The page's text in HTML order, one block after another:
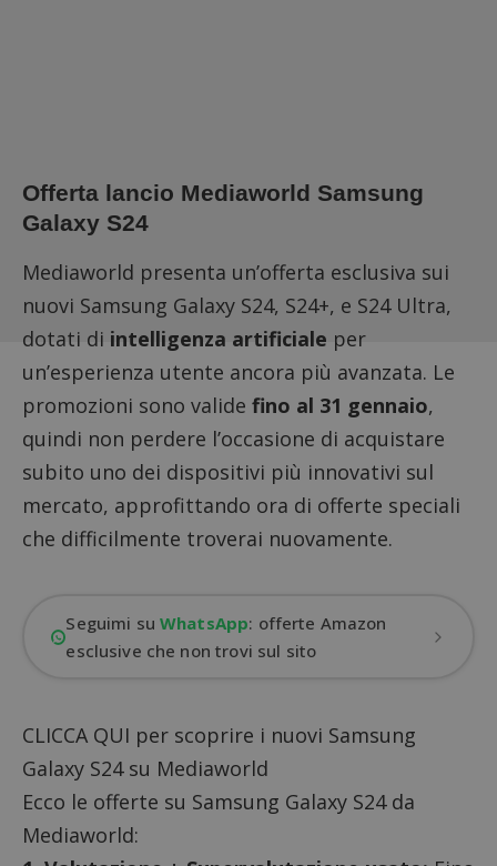
Offerta lancio Mediaworld Samsung
Galaxy S24
Mediaworld presenta un’offerta esclusiva sui
nuovi Samsung Galaxy S24, S24+, e S24 Ultra,
dotati di intelligenza artificiale per
un’esperienza utente ancora più avanzata. Le
promozioni sono valide fino al 31 gennaio,
quindi non perdere l’occasione di acquistare
subito uno dei dispositivi più innovativi sul
mercato, approfittando ora di offerte speciali
che difficilmente troverai nuovamente.
Seguimi suWhatsApp: offerte Amazon
esclusive che non trovi sul sito
CLICCA QUI per scoprire i nuovi Samsung
Galaxy S24 su Mediaworld
Ecco le offerte su Samsung Galaxy S24 da
Mediaworld: